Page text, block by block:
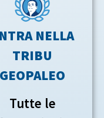
NELLA
TRIBU
GEOPALEO
Tutte le